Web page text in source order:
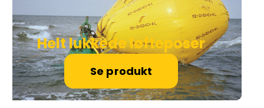
Helt lukkede løfteposer
Se produkt